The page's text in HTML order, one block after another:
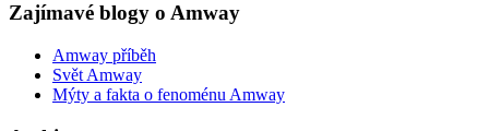
Zajímavé blogy o Amway
Amway příběh
Svět Amway
Mýty a fakta o fenoménu Amway